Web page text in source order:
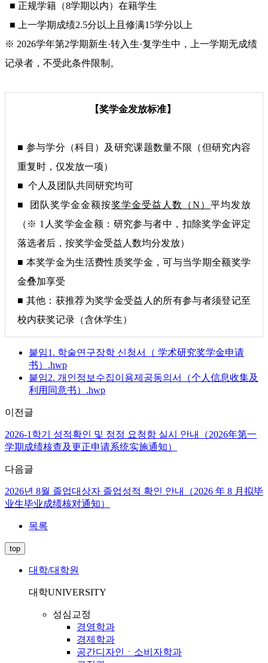
■ 正规学籍（8学期以内）在籍学生
■ 上一学期成绩2.5分以上且修满15学分以上
※ 2026学年第2学期新生·转入生·复学生中，上一学期无成绩
记录者，不受此条件限制。
【奖学金发放标准】
■ 参与学分（科目）及研究课题数量不限（但研究内容
重复时，仅发放一项）
■ 个人及团队共同研究均可
■ 团队奖学金金额按奖学金受益人数（N） 平均发放
（※ 1人奖学金金额：研究参与者中，扣除奖学金评定
落选者后，按奖学金受益人数均分发放）
■ 本奖学金为生活费性质奖学金，可与当学期全额奖学
金叠加享受
■ 其他：获推荐为奖学金受益人的所有参与者须登记至
校内获奖记录（含休学生）
붙임1. 학술연구장학 신청서（ 学术研究奖学金申请
书）.hwp
붙임2. 개인정보수집이용제공동의서（个人信息收集及
利用同意书）.hwp
이전글
2026-1학기 성적확인 및 정정 요청함 실시 안내（2026年第一
学期成绩核查及更正申请系统实施通知）
다음글
2026년 8월 졸업대상자 졸업성적 확인 안내（2026 年 8 月拟毕
业生毕业成绩核对通知）
목록
top
대학/대학원
대학UNIVERSITY
성심교정
경영학과
경제학과
공간디자인ㆍ소비자학과